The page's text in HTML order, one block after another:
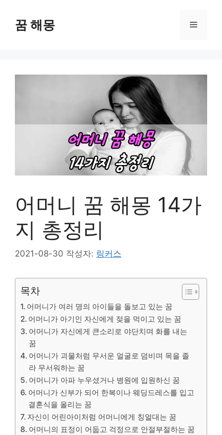
꿈 해몽 메
어머니 꿈 해몽 14가
지 총정리
2021-08-30 작성자: 링커스
목차
어머니가 여러 명의 아이들을 돌보고 있는 꿈
어머니가 아기인 자신에게 젖을 먹이고 있는 꿈
어머니가 자신에게 큰소리로 야단치며 화를 내는
꿈
어머니가 괴물처럼 무서운 얼굴로 덤비며 목을 졸
라 무서워하는 꿈
어머니가 아파 누우셨거나 병원에 입원하신 꿈
어머니가 신부가 되어 한복이나 웨딩드레스를 입고
결혼식을 올리는 꿈
자신이 어린아이처럼 어머니에게 칭얼대는 꿈
어머니의 표정이 어둡고 걱정으로 안절부절하는 꿈